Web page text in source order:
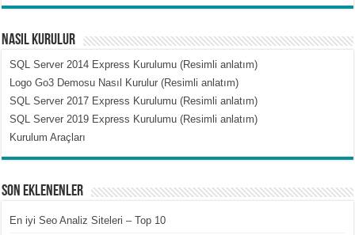
Nasıl Kurulur
SQL Server 2014 Express Kurulumu (Resimli anlatım)
Logo Go3 Demosu Nasıl Kurulur (Resimli anlatım)
SQL Server 2017 Express Kurulumu (Resimli anlatım)
SQL Server 2019 Express Kurulumu (Resimli anlatım)
Kurulum Araçları
Son Eklenenler
En iyi Seo Analiz Siteleri – Top 10